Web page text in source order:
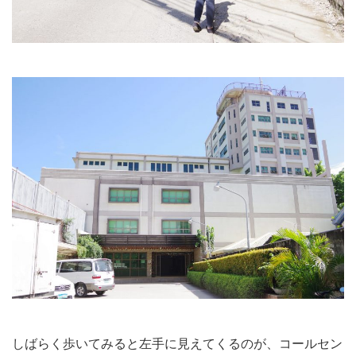
しばらく歩いてみると左手に見えてくるのが、コールセン